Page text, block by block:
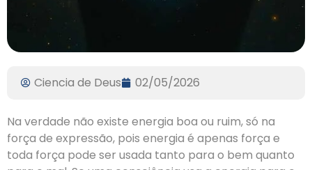
Ciencia de Deus 02/05/2026
Na verdade não existe energia boa ou ruim, só na
força de expressão, pois energia é apenas força e
toda força pode ser usada tanto para o bem quanto